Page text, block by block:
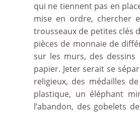
qui ne tiennent pas en
mise en ordre, chercher
trousseaux de petites clés
pièces de monnaie de
sur les murs, des dessins
papier. Jeter serait se
religieux, des médailles
plastique, un éléphant
l’abandon, des gobelets